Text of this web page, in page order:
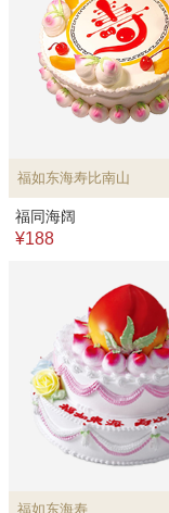
福如东海寿比南山
福同海阔
¥188
福如东海寿